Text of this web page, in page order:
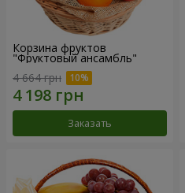
Корзина фруктов
"Фруктовый ансамбль"
4 664 грн
Заказать